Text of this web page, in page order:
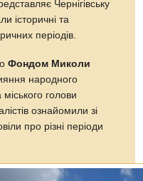
Чернігівську
історичні та
періодів.
Фондом Миколи
народного
міського голови
ознайомили зі
про різні періоди